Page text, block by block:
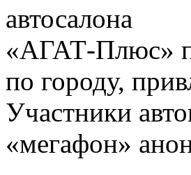
автосалона
«АГАТ-Плюс»
по городу,
Участники
«мегафон»